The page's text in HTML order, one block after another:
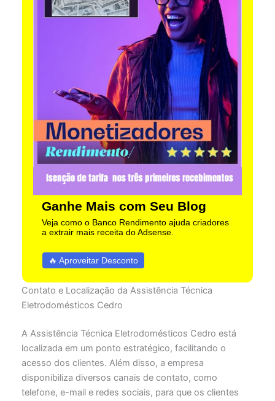
Ganhe Mais com Seu Blog
Veja como o Banco Rendimento ajuda criadores
a extrair mais receita do Adsense.
🔥 Aproveitar Desconto
Contato e Localização da Assistência Técnica
Eletrodomésticos Cedro
A Assistência Técnica Eletrodomésticos Cedro está
localizada em um ponto estratégico, facilitando o
acesso dos clientes. Além disso, a empresa
disponibiliza diversos canais de contato, como
telefone, e-mail e redes sociais, para que os clientes